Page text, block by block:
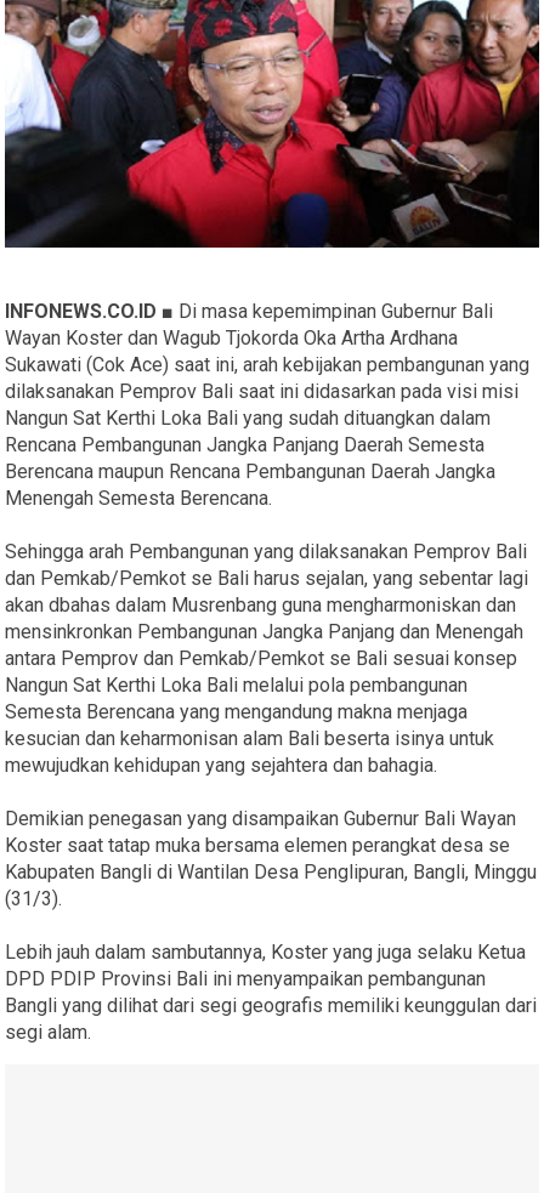
INFONEWS.CO.ID ■ Di masa kepemimpinan Gubernur Bali
Wayan Koster dan Wagub Tjokorda Oka Artha Ardhana
Sukawati (Cok Ace) saat ini, arah kebijakan pembangunan yang
dilaksanakan Pemprov Bali saat ini didasarkan pada visi misi
Nangun Sat Kerthi Loka Bali yang sudah dituangkan dalam
Rencana Pembangunan Jangka Panjang Daerah Semesta
Berencana maupun Rencana Pembangunan Daerah Jangka
Menengah Semesta Berencana.
Sehingga arah Pembangunan yang dilaksanakan Pemprov Bali
dan Pemkab/Pemkot se Bali harus sejalan, yang sebentar lagi
akan dbahas dalam Musrenbang guna mengharmoniskan dan
mensinkronkan Pembangunan Jangka Panjang dan Menengah
antara Pemprov dan Pemkab/Pemkot se Bali sesuai konsep
Nangun Sat Kerthi Loka Bali melalui pola pembangunan
Semesta Berencana yang mengandung makna menjaga
kesucian dan keharmonisan alam Bali beserta isinya untuk
mewujudkan kehidupan yang sejahtera dan bahagia.
Demikian penegasan yang disampaikan Gubernur Bali Wayan
Koster saat tatap muka bersama elemen perangkat desa se
Kabupaten Bangli di Wantilan Desa Penglipuran, Bangli, Minggu
(31/3).
Lebih jauh dalam sambutannya, Koster yang juga selaku Ketua
DPD PDIP Provinsi Bali ini menyampaikan pembangunan
Bangli yang dilihat dari segi geografis memiliki keunggulan dari
segi alam.